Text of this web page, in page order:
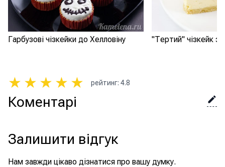
Гарбузові чізкейки до Хелловіну "Тертий" чізкейк з
★ ★ ★ ★ ★ рейтинг: 4.8
Коментарі
Залишити відгук
Нам завжди цікаво дізнатися про вашу думку.